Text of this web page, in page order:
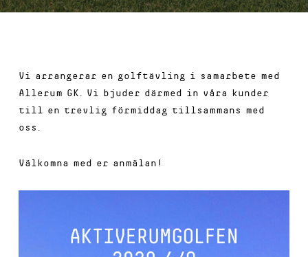
Vi arrangerar en golftävling i samarbete med
Allerum GK. Vi bjuder därmed in våra kunder
till en trevlig förmiddag tillsammans med
oss.
Välkomna med er anmälan!